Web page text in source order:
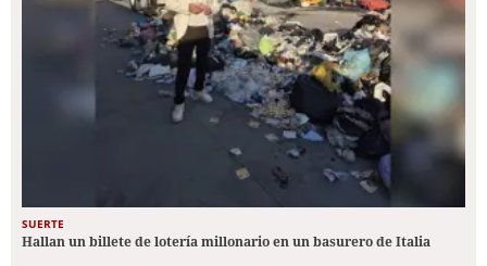
SUERTE
Hallan un billete de lotería millonario en un basurero de Italia